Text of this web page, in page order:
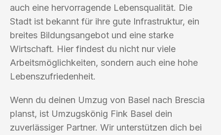
auch eine hervorragende Lebensqualität. Die
Stadt ist bekannt für ihre gute Infrastruktur, ein
breites Bildungsangebot und eine starke
Wirtschaft. Hier findest du nicht nur viele
Arbeitsmöglichkeiten, sondern auch eine hohe
Lebenszufriedenheit.
Wenn du deinen Umzug von Basel nach Brescia
planst, ist Umzugskönig Fink Basel dein
zuverlässiger Partner. Wir unterstützen dich bei